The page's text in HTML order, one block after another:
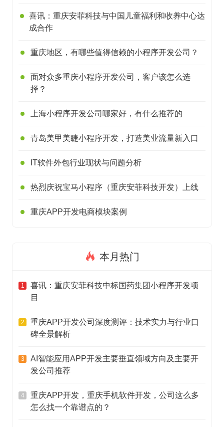
喜讯：重庆安菲科技与中国儿童福利和收养中心达
成合作
重庆地区，有哪些值得信赖的小程序开发公司？
面对众多重庆小程序开发公司，客户该怎么选
择？
上海小程序开发公司哪家好，有什么推荐的
青岛美甲美睫小程序开发，打造美业流量新入口
IT软件外包行业现状与问题分析
热烈庆祝宝马小程序（重庆安菲科技开发）上线
重庆APP开发电商模块案例
本月热门
1
喜讯：重庆安菲科技中标国药集团小程序开发项
目
2
重庆APP开发公司深度测评：技术实力与行业口
碑全景解析
3
AI智能应用APP开发主要垂直领域方向及主要开
发公司推荐
4
重庆APP开发，重庆手机软件开发，公司这么多
怎么找一个靠谱点的？